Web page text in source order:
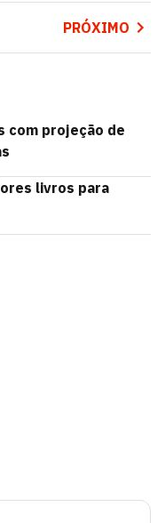
PRÓXIMO
com projeção de
livros para